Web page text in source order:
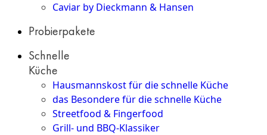
Caviar by Dieckmann & Hansen
Probierpakete
Schnelle
Küche
Hausmannskost für die schnelle Küche
das Besondere für die schnelle Küche
Streetfood & Fingerfood
Grill- und BBQ-Klassiker